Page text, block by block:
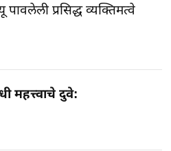
पावलेली प्रसिद्ध व्यक्तिमत्वे
महत्त्वाचे दुवे: